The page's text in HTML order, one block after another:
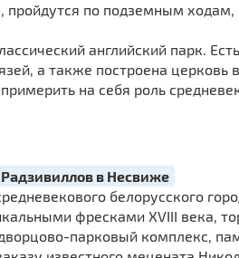
по подземным
английский парк.
а также построена церковь
на себя роль
в Несвиже
белорусского
фресками XVIII века,
парковый комплекс,